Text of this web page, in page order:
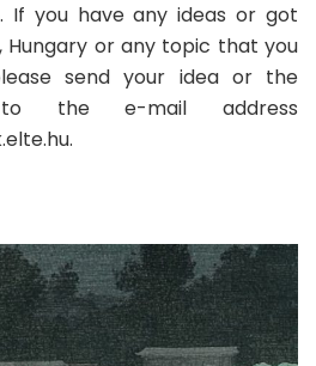
If you have any ideas or got
Hungary or any topic that you
send your idea or the
the e-mail address